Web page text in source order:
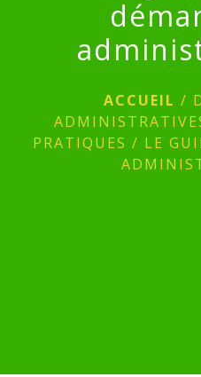
ACCUEIL /
PRATIQUES / LE